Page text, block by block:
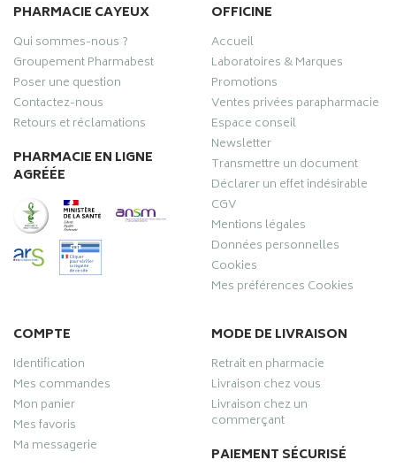
PHARMACIE CAYEUX
Qui sommes-nous ?
Groupement Pharmabest
Poser une question
Contactez-nous
Retours et réclamations
PHARMACIE EN LIGNE
AGRÉÉE
OFFICINE
Accueil
Laboratoires & Marques
Promotions
Ventes privées parapharmacie
Espace conseil
Newsletter
Transmettre un document
Déclarer un effet indésirable
CGV
Mentions légales
Données personnelles
Cookies
Mes préférences Cookies
COMPTE
Identification
Mes commandes
Mon panier
Mes favoris
Ma messagerie
MODE DE LIVRAISON
Retrait en pharmacie
Livraison chez vous
Livraison chez un
commerçant
PAIEMENT SÉCURISÉ